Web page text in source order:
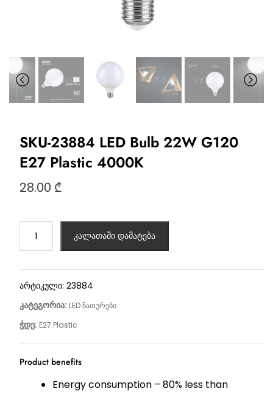
SKU-23884 LED Bulb 22W G120
Е27 Plastic 4000K
28.00 ₾
კალათაში დამატება
არტიკული: 23884
კატეგორია: LED ნათურები
ჭდე: E27 Plastic
Product benefits
Energy consumption – 80% less than